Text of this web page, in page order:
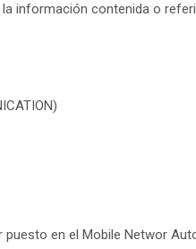
información contenida o
en el Mobile Networ